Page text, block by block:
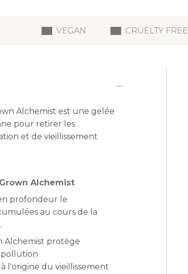
VEGAN CRUELTY FREE
Alchemist est une gelée
pour retirer les
et de vieillissement
Alchemist
profondeur le
au cours de la
Alchemist protège
pollution
l'origine du vieillissement